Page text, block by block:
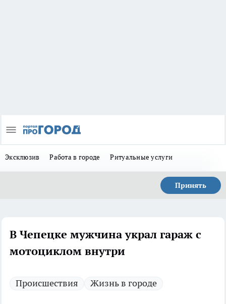
Эксклюзив Работа в городе Ритуальные услуги
Принять
В Чепецке мужчина украл гараж с
мотоциклом внутри
Происшествия Жизнь в городе